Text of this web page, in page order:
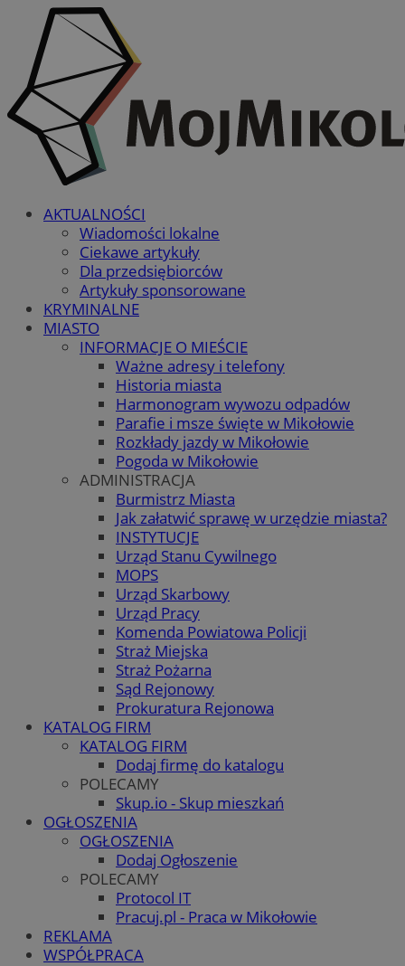
AKTUALNOŚCI
Wiadomości lokalne
Ciekawe artykuły
Dla przedsiębiorców
Artykuły sponsorowane
KRYMINALNE
MIASTO
INFORMACJE O MIEŚCIE
Ważne adresy i telefony
Historia miasta
Harmonogram wywozu odpadów
Parafie i msze święte w Mikołowie
Rozkłady jazdy w Mikołowie
Pogoda w Mikołowie
ADMINISTRACJA
Burmistrz Miasta
Jak załatwić sprawę w urzędzie miasta?
INSTYTUCJE
Urząd Stanu Cywilnego
MOPS
Urząd Skarbowy
Urząd Pracy
Komenda Powiatowa Policji
Straż Miejska
Straż Pożarna
Sąd Rejonowy
Prokuratura Rejonowa
KATALOG FIRM
KATALOG FIRM
Dodaj firmę do katalogu
POLECAMY
Skup.io - Skup mieszkań
OGŁOSZENIA
OGŁOSZENIA
Dodaj Ogłoszenie
POLECAMY
Protocol IT
Pracuj.pl - Praca w Mikołowie
REKLAMA
WSPÓŁPRACA